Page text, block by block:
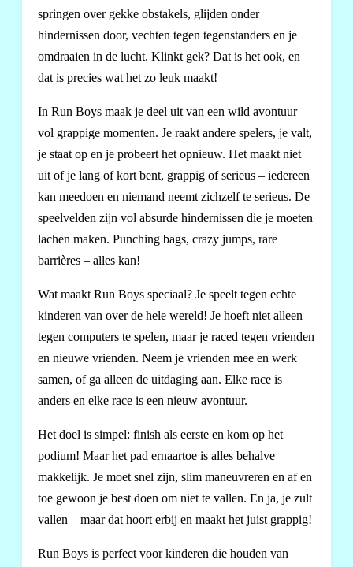
springen over gekke obstakels, glijden onder
hindernissen door, vechten tegen tegenstanders en je
omdraaien in de lucht. Klinkt gek? Dat is het ook, en
dat is precies wat het zo leuk maakt!
In Run Boys maak je deel uit van een wild avontuur
vol grappige momenten. Je raakt andere spelers, je valt,
je staat op en je probeert het opnieuw. Het maakt niet
uit of je lang of kort bent, grappig of serieus – iedereen
kan meedoen en niemand neemt zichzelf te serieus. De
speelvelden zijn vol absurde hindernissen die je moeten
lachen maken. Punching bags, crazy jumps, rare
barrières – alles kan!
Wat maakt Run Boys speciaal? Je speelt tegen echte
kinderen van over de hele wereld! Je hoeft niet alleen
tegen computers te spelen, maar je raced tegen vrienden
en nieuwe vrienden. Neem je vrienden mee en werk
samen, of ga alleen de uitdaging aan. Elke race is
anders en elke race is een nieuw avontuur.
Het doel is simpel: finish als eerste en kom op het
podium! Maar het pad ernaartoe is alles behalve
makkelijk. Je moet snel zijn, slim maneuvreren en af en
toe gewoon je best doen om niet te vallen. En ja, je zult
vallen – maar dat hoort erbij en maakt het juist grappig!
Run Boys is perfect voor kinderen die houden van